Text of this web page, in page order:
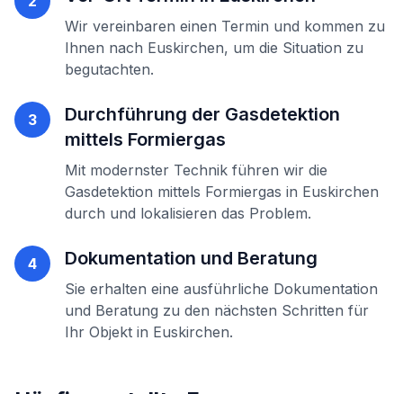
Wir vereinbaren einen Termin und kommen zu
Ihnen nach Euskirchen, um die Situation zu
begutachten.
3 Durchführung der Gasdetektion
mittels Formiergas
Mit modernster Technik führen wir die
Gasdetektion mittels Formiergas in Euskirchen
durch und lokalisieren das Problem.
4 Dokumentation und Beratung
Sie erhalten eine ausführliche Dokumentation
und Beratung zu den nächsten Schritten für
Ihr Objekt in Euskirchen.